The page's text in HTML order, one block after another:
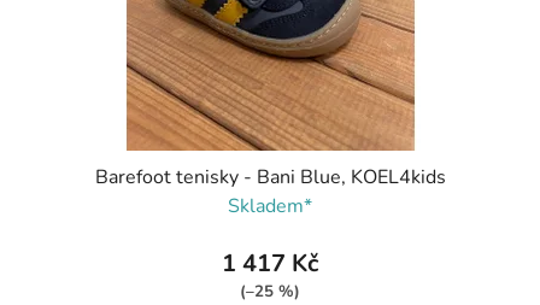
Barefoot tenisky - Bani Blue, KOEL4kids
Skladem*
1 417 Kč
(–25 %)